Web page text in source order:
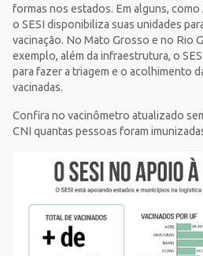
formas nos estados. Em alguns,
o SESI disponibiliza suas unidades
vacinação. No Mato Grosso e no Rio
exemplo, além da infraestrutura, o
para fazer a triagem e o acolhimento
vacinadas.
Confira no vacinômetro atualizado
CNI quantas pessoas foram